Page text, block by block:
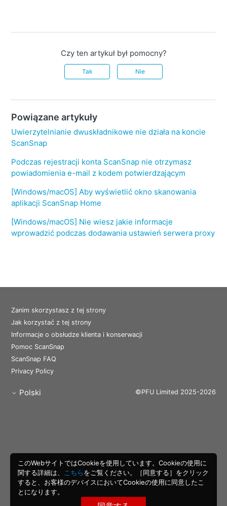
Czy ten artykuł był pomocny?
Tak Nie
Powiązane artykuły
Uwierzytelnianie dwuskładnikowe nie działa na koncie
ScanSnap
Podczas rejestracji konta ScanSnap nie otrzymasz
powiadomienia e-mail z kodem potwierdzającym
[Windows/macOS] Aby wyświetlić okno skanowania
aplikacji ScanSnap Home
[Windows/macOS] Nie wiesz jakie informacje
wprowadzić podczas dodawania ustawień serwera proxy
Zanim skorzystasz z tej strony
Jak korzystać z tej strony
Informacje o obsłudze klienta i konserwacji
Pomoc ScanSnap
ScanSnap FAQ
Privacy Policy
Polski ©PFU Limited 2025-2026
このWebサイトではCookieを使用しています。Cookieの使用に
関する詳細は、
こちらをご覧ください。［同意する］をクリック
すると、お客様のデバイスにおいてCookieの使用に同意したこ
とになります。